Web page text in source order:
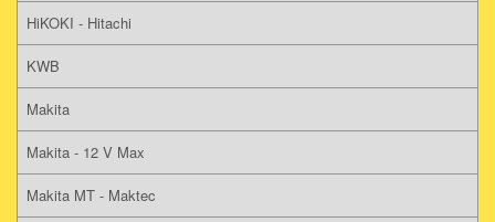
HiKOKI - Hitachi
KWB
Makita
Makita - 12 V Max
Makita MT - Maktec